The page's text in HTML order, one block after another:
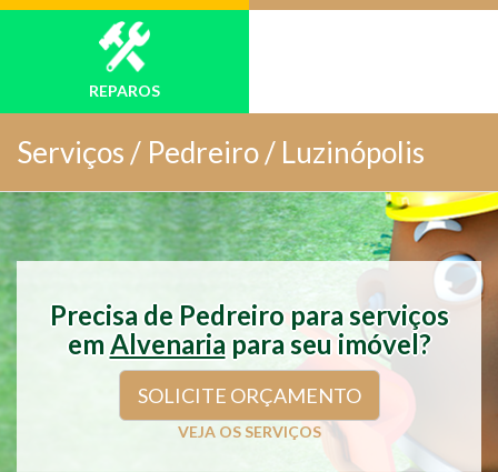
REPAROS
Serviços / Pedreiro / Luzinópolis
Precisa de Pedreiro para serviços
em Alvenaria para seu imóvel?
SOLICITE ORÇAMENTO
VEJA OS SERVIÇOS